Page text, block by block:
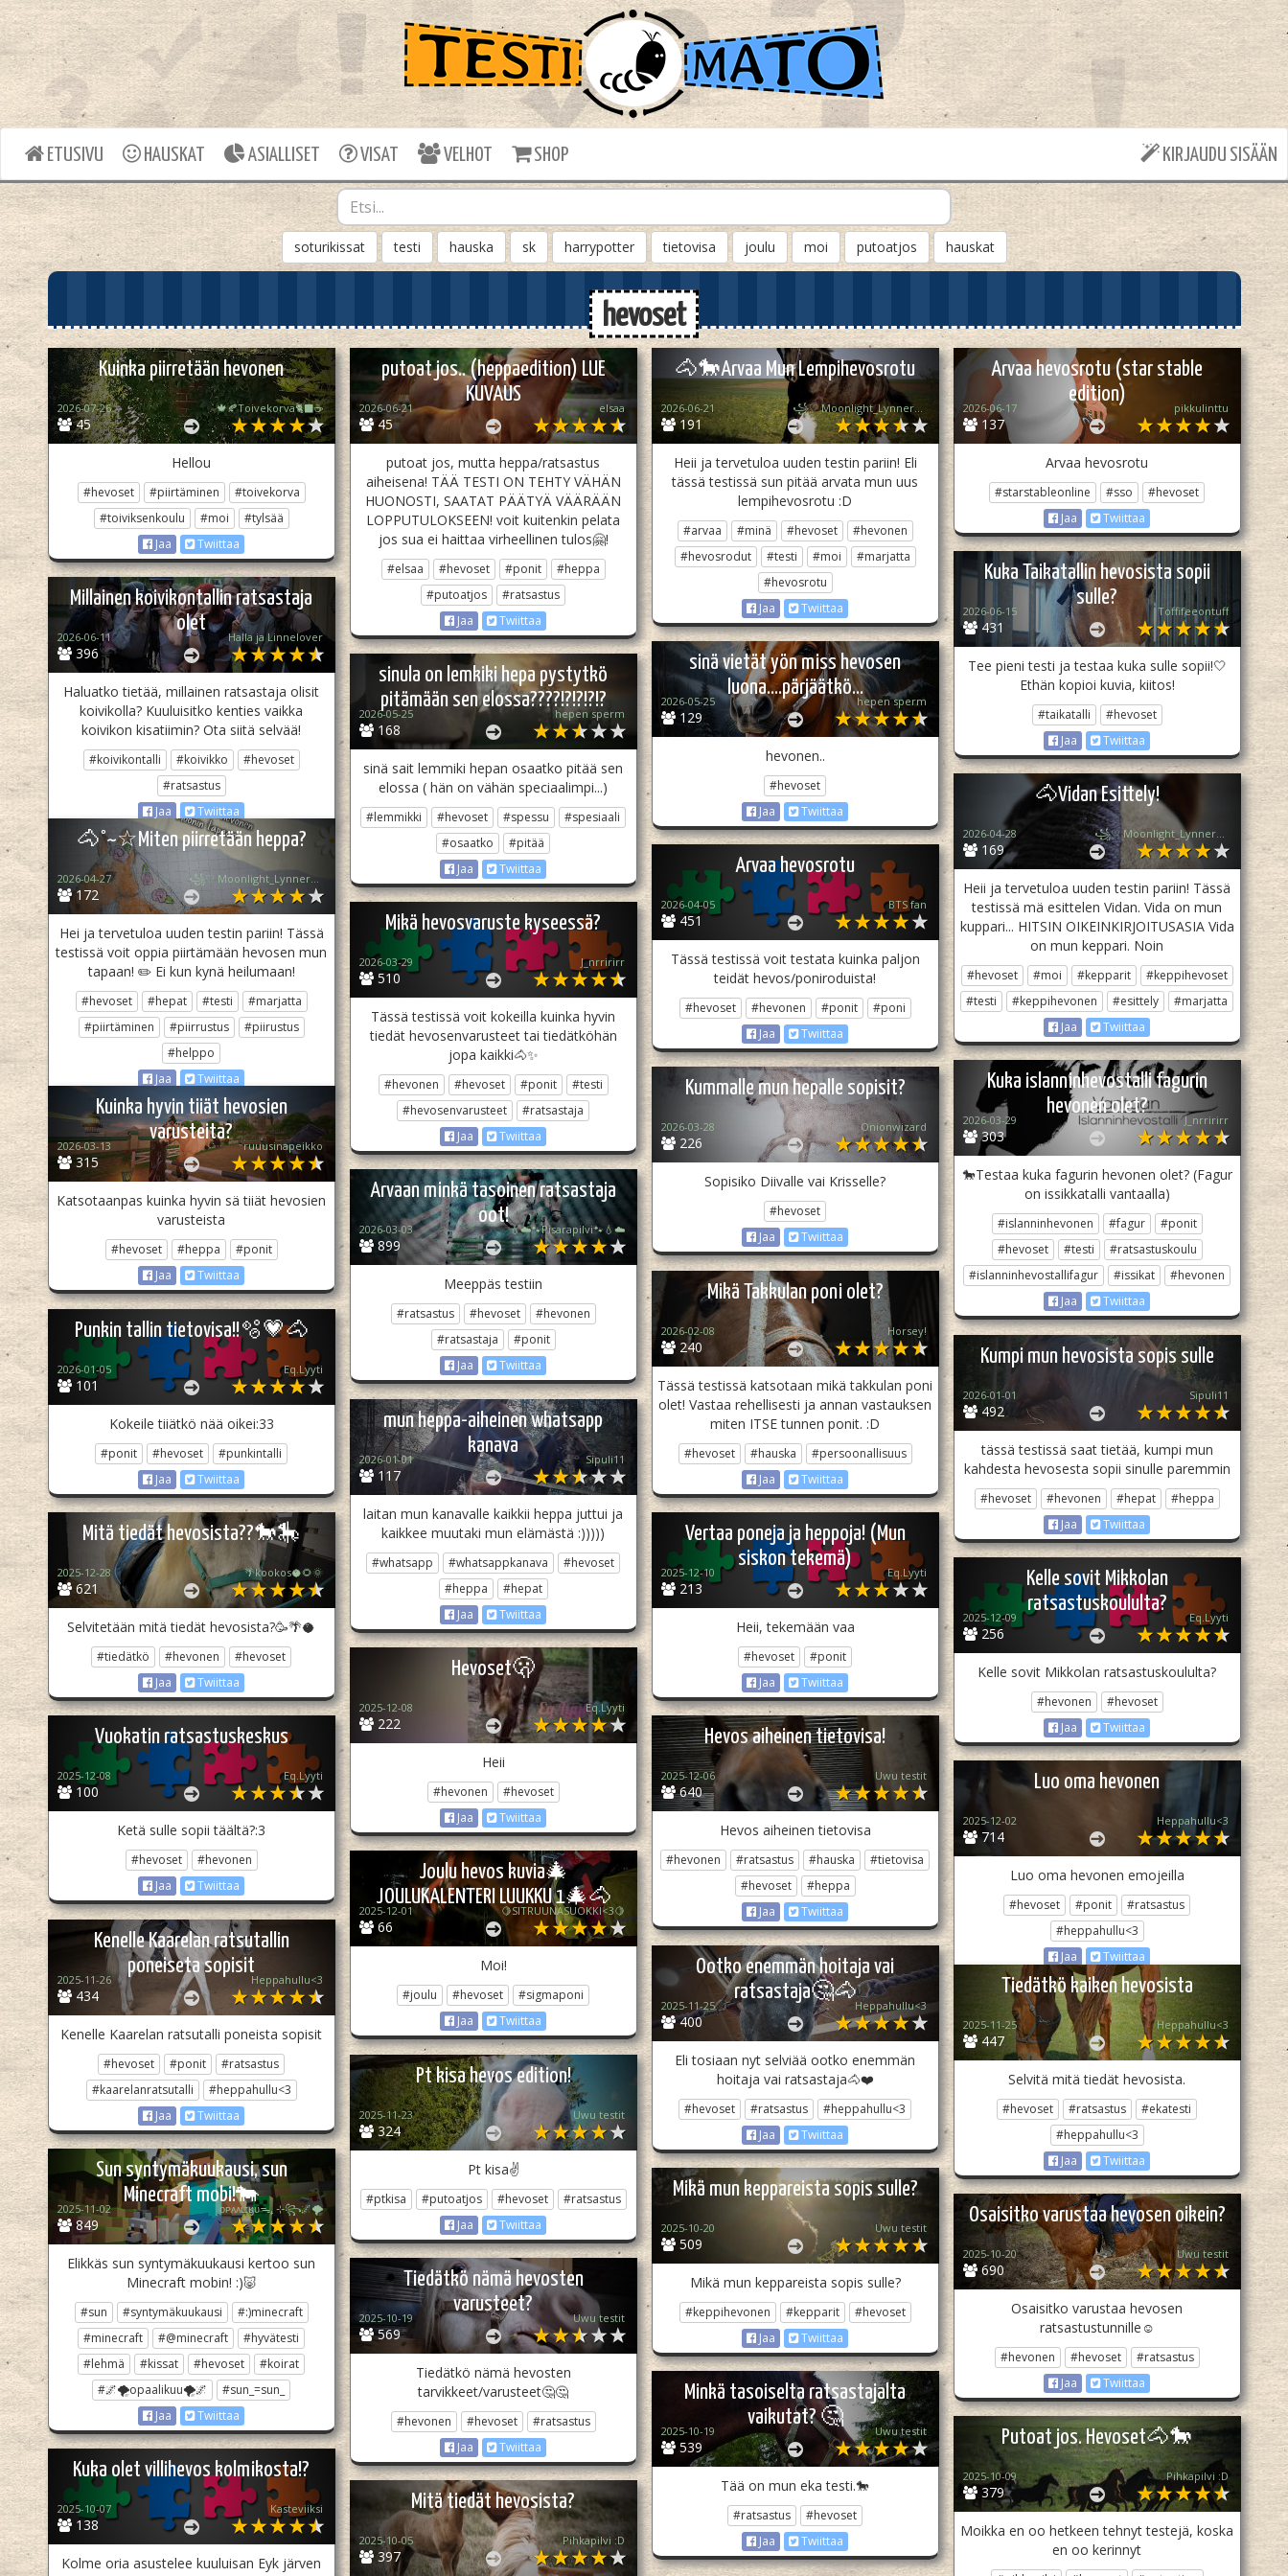
ETUSIVU HAUSKAT ASIALLISET VISAT VELHOT SHOP KIRJAUDU SISÄÄN
soturikissat testi hauska sk harrypotter tietovisa joulu moi putoatjos hauskat
hevoset
Kuinka piirretään hevonen
45
2026-07-26 🍁🍂Toivekorva🐈‍⬛☕
Hellou
#hevoset #piirtäminen
#toivekorva
#toiviksenkoulu
#moi
#tylsää
Jaa
Twiittaa
putoat jos.. (heppaedition) LUE
KUVAUS
45
2026-06-21 elsaa
putoat jos, mutta heppa/ratsastus
aiheisena! TÄÄ TESTI ON TEHTY VÄHÄN
HUONOSTI, SAATAT PÄÄTYÄ VÄÄRÄÄN
LOPPUTULOKSEEN! voit kuitenkin pelata
jos sua ei haittaa virheellinen tulos🤗!
#elsaa #hevoset #ponit
#heppa
#putoatjos
#ratsastus
Jaa
Twiittaa
🐴🐎Arvaa Mun Lempihevosrotu
191
2026-06-21 ꧁♡ Moonlight_Lynner_Lover ♡꧂
Heii ja tervetuloa uuden testin pariin! Eli
tässä testissä sun pitää arvata mun uus
lempihevosrotu :D
#arvaa #minä #hevoset
#hevonen
#hevosrodut
#testi #moi
#marjatta
#hevosrotu
Jaa
Twiittaa
Arvaa hevosrotu (star stable
edition)
137
2026-06-17 pikkulinttu
Arvaa hevosrotu
#starstableonline #sso
#hevoset
Jaa
Twiittaa
Kuka Taikatallin hevosista sopii
sulle?
431
2026-06-15 Toffifeeontuff
Tee pieni testi ja testaa kuka sulle sopii!🤍
Ethän kopioi kuvia, kiitos!
#taikatalli
#hevoset
Jaa
Twiittaa
Millainen koivikontallin ratsastaja
olet
396
2026-06-11 Halla ja Linnelover
Haluatko tietää, millainen ratsastaja olisit
koivikolla? Kuuluisitko kenties vaikka
koivikon kisatiimin? Ota siitä selvää!
#koivikontalli #koivikko
#hevoset
#ratsastus
Jaa
Twiittaa
sinä vietät yön miss hevosen
luona....pärjäätkö...
129
2026-05-25 hepen sperm
hevonen..
#hevoset
Jaa
Twiittaa
sinula on lemkiki hepa pystytkö
pitämään sen elossa????!?!?!?!?
168
2026-05-25 hepen sperm
sinä sait lemmiki hepan osaatko pitää sen
elossa ( hän on vähän speciaalimpi...)
#lemmikki #hevoset #spessu
#spesiaali
#osaatko
#pitää
Jaa
Twiittaa
🐴Vidan Esittely!
169
2026-04-28 ꧁♡ Moonlight_Lynner_Lover ♡꧂
Heii ja tervetuloa uuden testin pariin! Tässä
testissä mä esittelen Vidan. Vida on mun
kuppari... HITSIN OIKEINKIRJOITUSASIA Vida
on mun keppari. Noin
#hevoset #moi #kepparit
#keppihevoset
#testi
#keppihevonen #esittely
#marjatta
Jaa
Twiittaa
🐴°~☆Miten piirretään heppa?
172
2026-04-27 ꧁♡ Moonlight_Lynner_Lover ♡꧂
Hei ja tervetuloa uuden testin pariin! Tässä
testissä voit oppia piirtämään hevosen mun
tapaan! ✏️ Ei kun kynä heilumaan!
#hevoset #hepat #testi
#marjatta
#piirtäminen
#piirrustus
#piirustus
#helppo
Jaa
Twiittaa
Arvaa hevosrotu
451
2026-04-05 BTS fan
Tässä testissä voit testata kuinka paljon
teidät hevos/poniroduista!
#hevoset #hevonen #ponit
#poni
Jaa
Twiittaa
Mikä hevosvaruste kyseessä?
510
2026-03-29 J_nrririrr
Tässä testissä voit kokeilla kuinka hyvin
tiedät hevosenvarusteet tai tiedätköhän
jopa kaikki🐴✨️
#hevonen #hevoset #ponit
#testi
#hevosenvarusteet
#ratsastaja
Jaa
Twiittaa
Kuka islanninhevostalli fagurin
hevonen olet?
303
2026-03-29 J_nrririrr
🐎Testaa kuka fagurin hevonen olet? (Fagur
on issikkatalli vantaalla)
#islanninhevonen #fagur
#ponit
#hevoset
#testi
#ratsastuskoulu
#islanninhevostallifagur
#issikat
#hevonen
Jaa
Twiittaa
Kummalle mun hepalle sopisit?
226
2026-03-28 Onionwizard
Sopisiko Diivalle vai Krisselle?
#hevoset
Jaa
Twiittaa
Kuinka hyvin tiiät hevosien
varusteita?
315
2026-03-13 ruuusinapeikko
Katsotaanpas kuinka hyvin sä tiiät hevosien
varusteista
#hevoset #heppa
#ponit
Jaa
Twiittaa
Arvaan minkä tasoinen ratsastaja
oot!
899
2026-03-03 💧☁️🐾Pisarapilvi🐾💧☁️
Meeppäs testiin
#ratsastus #hevoset
#hevonen
#ratsastaja
#ponit
Jaa
Twiittaa
Mikä Takkulan poni olet?
240
2026-02-08 Horsey!
Tässä testissä katsotaan mikä takkulan poni
olet! Vastaa rehellisesti ja annan vastauksen
miten ITSE tunnen ponit. :D
#hevoset #hauska
#persoonallisuus
Jaa
Twiittaa
Punkin tallin tietovisa!!🫧💗🐴
101
2026-01-05 Eq.Lyyti
Kokeile tiiätkö nää oikei:33
#ponit #hevoset
#punkintalli
Jaa
Twiittaa
Kumpi mun hevosista sopis sulle
492
2026-01-01 Sipuli11
tässä testissä saat tietää, kumpi mun
kahdesta hevosesta sopii sinulle paremmin
#hevoset #hevonen #hepat
#heppa
Jaa
Twiittaa
mun heppa-aiheinen whatsapp
kanava
117
2026-01-01 Sipuli11
laitan mun kanavalle kaikkii heppa juttui ja
kaikkee muutaki mun elämästä :)))))
#whatsapp #whatsappkanava
#hevoset
#heppa
#hepat
Jaa
Twiittaa
Mitä tiedät hevosista??🐎🎠
621
2025-12-28 🌴kookos🥥🌻🌞
Selvitetään mitä tiedät hevosista?🥳🌴🥥
#tiedätkö #hevonen
#hevoset
Jaa
Twiittaa
Vertaa poneja ja heppoja! (Mun
siskon tekemä)
213
2025-12-10 Eq.Lyyti
Heii, tekemään vaa
#hevoset
#ponit
Jaa
Twiittaa
Kelle sovit Mikkolan
ratsastuskoululta?
256
2025-12-09 Eq.Lyyti
Kelle sovit Mikkolan ratsastuskoululta?
#hevonen
#hevoset
Jaa
Twiittaa
Hevoset🫢
222
2025-12-08 Eq.Lyyti
Heii
#hevonen
#hevoset
Jaa
Twiittaa
Vuokatin ratsastuskeskus
100
2025-12-08 Eq.Lyyti
Ketä sulle sopii täältä?:3
#hevoset
#hevonen
Jaa
Twiittaa
Hevos aiheinen tietovisa!
640
2025-12-06 Uwu testit
Hevos aiheinen tietovisa
#hevonen #ratsastus #hauska
#tietovisa
#hevoset
#heppa
Jaa
Twiittaa
Luo oma hevonen
714
2025-12-02 Heppahullu<3
Luo oma hevonen emojeilla
#hevoset #ponit
#ratsastus
#heppahullu<3
Jaa
Twiittaa
Joulu hevos kuvia🎄
JOULUKALENTERI LUUKKU 1🎄🐴
66
2025-12-01 🍋SITRUUNASUOKKI<3🍋
Moi!
#joulu #hevoset
#sigmaponi
Jaa
Twiittaa
Kenelle Kaarelan ratsutallin
poneiseta sopisit
434
2025-11-26 Heppahullu<3
Kenelle Kaarelan ratsutalli poneista sopisit
#hevoset #ponit
#ratsastus
#kaarelanratsutalli
#heppahullu<3
Jaa
Twiittaa
Ootko enemmän hoitaja vai
ratsastaja🤔🐴
400
2025-11-25 Heppahullu<3
Eli tosiaan nyt selviää ootko enemmän
hoitaja vai ratsastaja🐴❤️
#hevoset #ratsastus
#heppahullu<3
Jaa
Twiittaa
Tiedätkö kaiken hevosista
447
2025-11-25 Heppahullu<3
Selvitä mitä tiedät hevosista.
#hevoset #ratsastus
#ekatesti
#heppahullu<3
Jaa
Twiittaa
Pt kisa hevos edition!
324
2025-11-23 Uwu testit
Pt kisa✌️
#ptkisa #putoatjos #hevoset
#ratsastus
Jaa
Twiittaa
Sun syntymäkuukausi, sun
Minecraft mobi!🐄
849
2025-11-02 ᴏᴘᴀᴀʟɪӄᴜᴜᯓ₊ ⊹꧂🌌🌪
Elikkäs sun syntymäkuukausi kertoo sun
Minecraft mobin! :)🐷
#sun #syntymäkuukausi
#:)minecraft
#minecraft
#@minecraft
#hyvätesti
#lehmä
#kissat #hevoset
#koirat
#🌌🌪opaalikuu🌪🌌
#sun_=sun_
Jaa
Twiittaa
Mikä mun keppareista sopis sulle?
509
2025-10-20 Uwu testit
Mikä mun keppareista sopis sulle?
#keppihevonen #kepparit
#hevoset
Jaa
Twiittaa
Osaisitko varustaa hevosen oikein?
690
2025-10-20 Uwu testit
Osaisitko varustaa hevosen
ratsastustunnille☺️
#hevonen #hevoset
#ratsastus
Jaa
Twiittaa
Tiedätkö nämä hevosten
varusteet?
569
2025-10-19 Uwu testit
Tiedätkö nämä hevosten
tarvikkeet/varusteet🤔🤔
#hevonen #hevoset
#ratsastus
Jaa
Twiittaa
Minkä tasoiselta ratsastajalta
vaikutat? 🤔
539
2025-10-19 Uwu testit
Tää on mun eka testi.🐎
#ratsastus
#hevoset
Jaa
Twiittaa
Putoat jos. Hevoset🐴🐎
379
2025-10-09 Pihkapilvi :D
Moikka en oo hetkeen tehnyt testejä, koska
en oo kerinnyt
Kuka olet villihevos kolmikosta!?
138
2025-10-07 Kasteviiksi
Kolme oria asustelee kuuluisan Eyk järven
Mitä tiedät hevosista?
397
2025-10-05 Pihkapilvi :D